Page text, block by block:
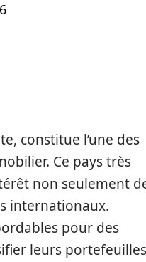
constitue l’une des
Ce pays très
non seulement
internationaux.
pour des
leurs portefeuilles